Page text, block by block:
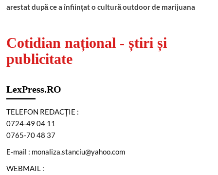
arestat după ce a înființat o cultură outdoor de marijuana
Cotidian național - știri și
publicitate
LexPress.RO
TELEFON REDACŢIE :
0724-49 04 11
0765-70 48 37
E-mail : monaliza.stanciu@yahoo.com
WEBMAIL :